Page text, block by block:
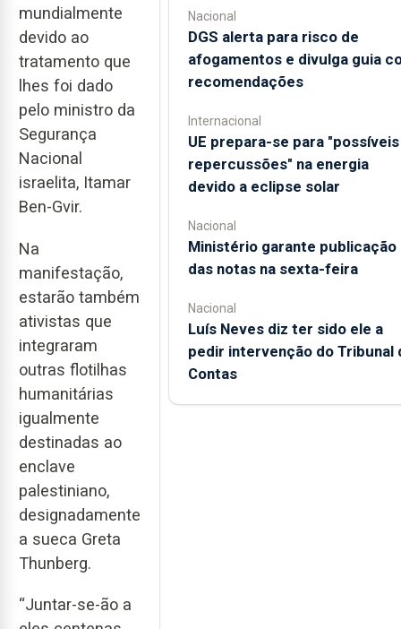
mundialmente
devido ao
tratamento que
lhes foi dado
pelo ministro da
Segurança
Nacional
israelita, Itamar
Ben-Gvir.
Na
manifestação,
estarão também
ativistas que
integraram
outras flotilhas
humanitárias
igualmente
destinadas ao
enclave
palestiniano,
designadamente
a sueca Greta
Thunberg.
“Juntar-se-ão a
Nacional
DGS alerta para risco de
afogamentos e divulga guia
recomendações
Internacional
UE prepara-se para "possíveis
repercussões" na energia
devido a eclipse solar
Nacional
Ministério garante publicação
das notas na sexta-feira
Nacional
Luís Neves diz ter sido ele a
pedir intervenção do Tribunal
Contas